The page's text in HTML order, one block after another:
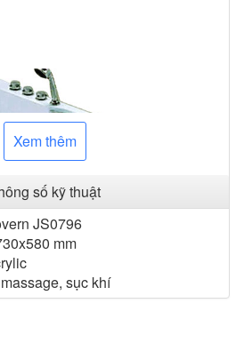
Xem thêm
số kỹ thuật
JS0796
mm
sục khí